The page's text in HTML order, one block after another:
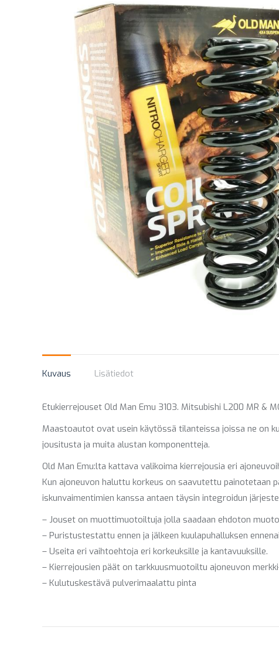
Kuvaus Lisätiedot
Etukierrejouset Old Man Emu 3103. Mitsubishi L200 MR &
Maastoautot ovat usein käytössä tilanteissa joissa ne on
jousitusta ja muita alustan komponentteja.
Old Man Emu:lta kattava valikoima kierrejousia eri
Kun ajoneuvon haluttu korkeus on saavutettu painotetaan
iskunvaimentimien kanssa antaen täysin integroidun
– Jouset on muottimuotoiltuja jolla saadaan ehdoton
– Puristustestattu ennen ja jälkeen kuulapuhalluksen
– Useita eri vaihtoehtoja eri korkeuksille ja kantavuuksille.
– Kierrejousien päät on tarkkuusmuotoiltu ajoneuvon
– Kulutuskestävä pulverimaalattu pinta